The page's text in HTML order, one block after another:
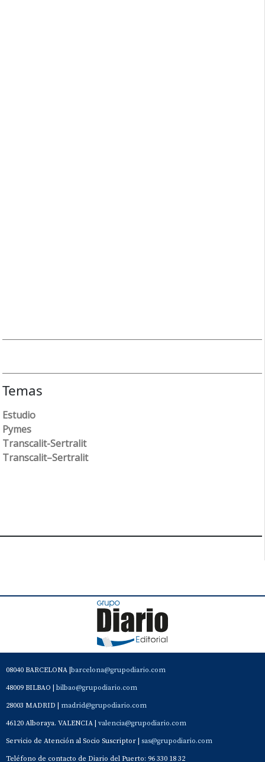
Temas
Estudio
Pymes
Transcalit-Sertralit
Transcalit–Sertralit
08040 BARCELONA | barcelona@grupodiario.com
48009 BILBAO | bilbao@grupodiario.com
28003 MADRID | madrid@grupodiario.com
46120 Alboraya. VALENCIA | valencia@grupodiario.com
Servicio de Atención al Socio Suscriptor | sas@grupodiario.com
Teléfono de contacto de Diario del Puerto: 96 330 18 32